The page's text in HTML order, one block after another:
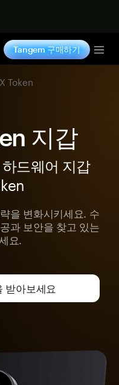
Tangem 구매하기
Token
지갑
드웨어 지갑
을 변화시키세요. 수
과 보안을 찾고 있는
요.
받아보세요